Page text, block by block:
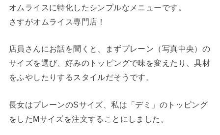
オムライスに特化したシンプルなメニューです。
さすがオムライス専門店！
店員さんにお話を聞くと、まずプレーン（写真中央）の
サイズを選び、好みのトッピングで味を変えたり、具材
をふやしたりするスタイルだそうです。
長女はプレーンのSサイズ、私は「デミ」のトッピング
をしたMサイズを注文することにしました。